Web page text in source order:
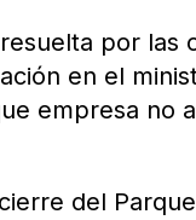
por las
en el
empresa
del